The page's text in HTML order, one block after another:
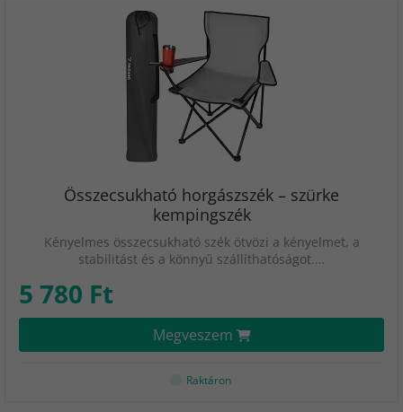
Összecsukható horgászszék – szürke
kempingszék
Kényelmes összecsukható szék ötvözi a kényelmet, a
stabilitást és a könnyű szállíthatóságot.…
5 780 Ft
Megveszem
Raktáron